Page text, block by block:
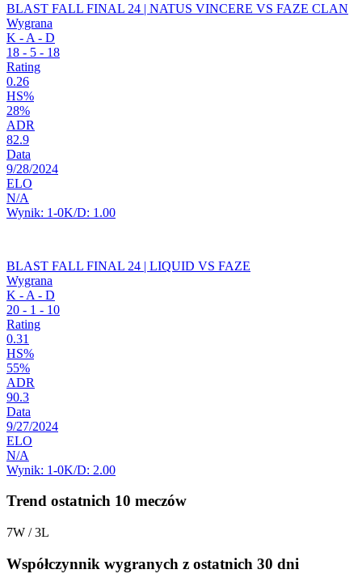
BLAST FALL FINAL 24 | NATUS VINCERE VS FAZE CLAN
Wygrana
K - A - D
18 - 5 - 18
Rating
0.26
HS%
28%
ADR
82.9
Data
9/28/2024
ELO
N/A
Wynik: 1-0K/D: 1.00
BLAST FALL FINAL 24 | LIQUID VS FAZE
Wygrana
K - A - D
20 - 1 - 10
Rating
0.31
HS%
55%
ADR
90.3
Data
9/27/2024
ELO
N/A
Wynik: 1-0K/D: 2.00
Trend ostatnich 10 meczów
7W / 3L
Współczynnik wygranych z ostatnich 30 dni